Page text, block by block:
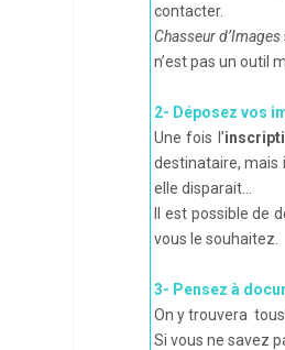
contacter.
Chasseur d’Images
n’est pas un outil
2- Déposez vos
Une fois l’
destinataire, mais
elle disparait…
Il est possible de
vous le souhaitez.
3- Pensez à
On y trouvera
Si vous ne savez